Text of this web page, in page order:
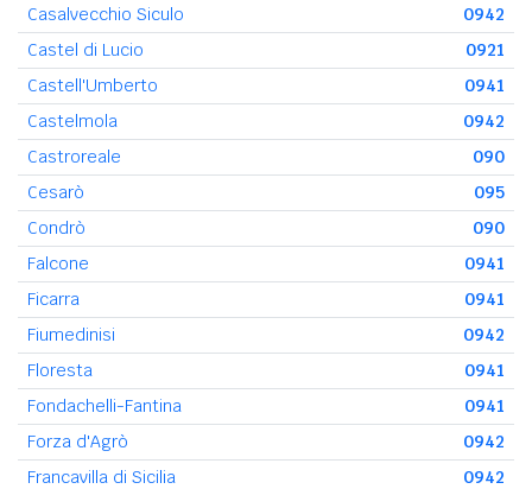
Casalvecchio Siculo
0942
Castel di Lucio
0921
Castell'Umberto
0941
Castelmola
0942
Castroreale
090
Cesarò
095
Condrò
090
Falcone
0941
Ficarra
0941
Fiumedinisi
0942
Floresta
0941
Fondachelli-Fantina
0941
Forza d'Agrò
0942
Francavilla di Sicilia
0942